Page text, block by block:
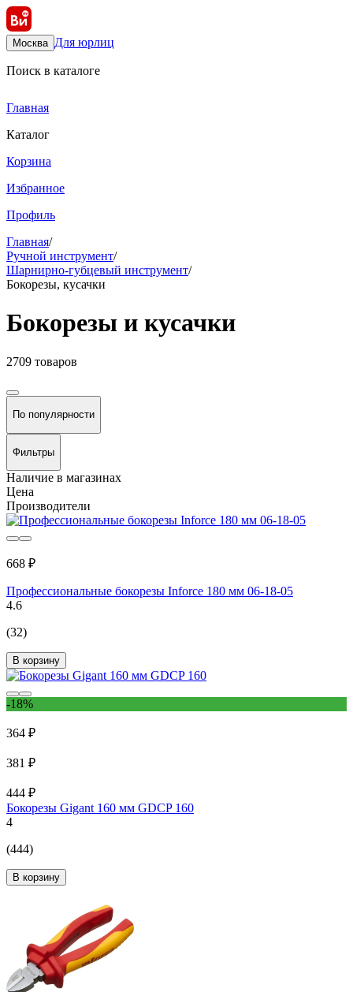
Москва Для юрлиц
Поиск в каталоге
Главная
Каталог
Корзина
Избранное
Профиль
Главная/
Ручной инструмент/
Шарнирно-губцевый инструмент/
Бокорезы, кусачки
Бокорезы и кусачки
2709 товаров
По популярности
Фильтры
Наличие в магазинах
Цена
Производители
668 ₽
Профессиональные бокорезы Inforce 180 мм 06-18-05
4.6
(32)
В корзину
-18%
364 ₽
381 ₽
444 ₽
Бокорезы Gigant 160 мм GDCP 160
4
(444)
В корзину